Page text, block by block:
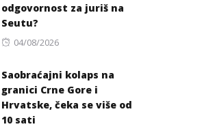
odgovornost za juriš na
Seutu?
Posted
04/08/2026
Saobraćajni kolaps na
granici Crne Gore i
Hrvatske, čeka se više od
10 sati